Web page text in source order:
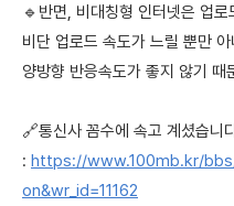
🔹반면, 비대칭형 인터넷은 업
비단 업로드 속도가 느릴 뿐만
양방향 반응속도가 좋지 않기
🔗통신사 꼼수에 속고 계셨습
: https://www.100mb.kr/
on&wr_id=11162